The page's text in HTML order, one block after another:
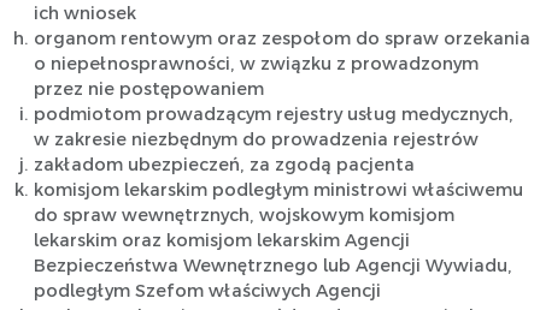
ich wniosek
organom rentowym oraz zespołom do spraw orzekania
o niepełnosprawności, w związku z prowadzonym
przez nie postępowaniem
podmiotom prowadzącym rejestry usług medycznych,
w zakresie niezbędnym do prowadzenia rejestrów
zakładom ubezpieczeń, za zgodą pacjenta
komisjom lekarskim podległym ministrowi właściwemu
do spraw wewnętrznych, wojskowym komisjom
lekarskim oraz komisjom lekarskim Agencji
Bezpieczeństwa Wewnętrznego lub Agencji Wywiadu,
podległym Szefom właściwych Agencji